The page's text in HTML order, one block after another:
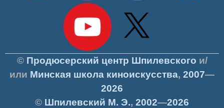
© Продюсерский центр Шпилевского и/
или Минская школа киноискусства, 2007—
2026
© Шпилевский М. Э., 2002—2026